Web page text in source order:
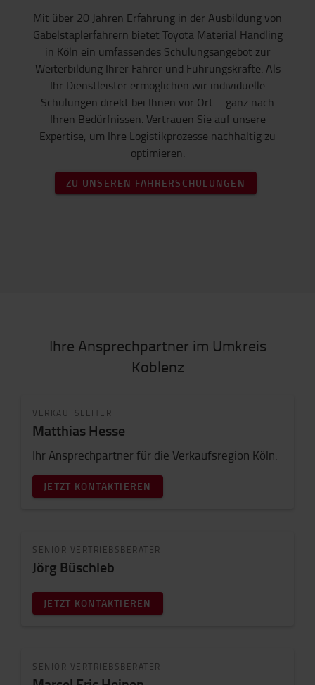
Mit über 20 Jahren Erfahrung in der Ausbildung von
Gabelstaplerfahrern bietet Toyota Material Handling
in Köln ein umfassendes Schulungsangebot zur
Weiterbildung Ihrer Fahrer und Führungskräfte. Als
Ihr Dienstleister ermöglichen wir individuelle
Schulungen direkt bei Ihnen vor Ort – ganz nach
Ihren Bedürfnissen. Vertrauen Sie auf unsere
Expertise, um Ihre Logistikprozesse nachhaltig zu
optimieren.
ZU UNSEREN FAHRERSCHULUNGEN
Ihre Ansprechpartner im Umkreis
Koblenz
VERKAUFSLEITER
Matthias Hesse
Ihr Ansprechpartner für die Verkaufsregion Köln.
JETZT KONTAKTIEREN
SENIOR VERTRIEBSBERATER
Jörg Büschleb
JETZT KONTAKTIEREN
SENIOR VERTRIEBSBERATER